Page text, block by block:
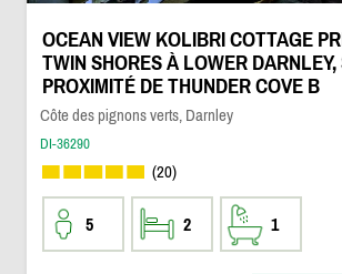
OCEAN VIEW KOLIBRI COTTAGE
TWIN SHORES À LOWER DARNLEY,
PROXIMITÉ DE THUNDER COVE B
Côte des pignons verts, Darnley
DI-36290
(20)
5 2 1